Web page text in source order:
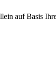
auf Basis